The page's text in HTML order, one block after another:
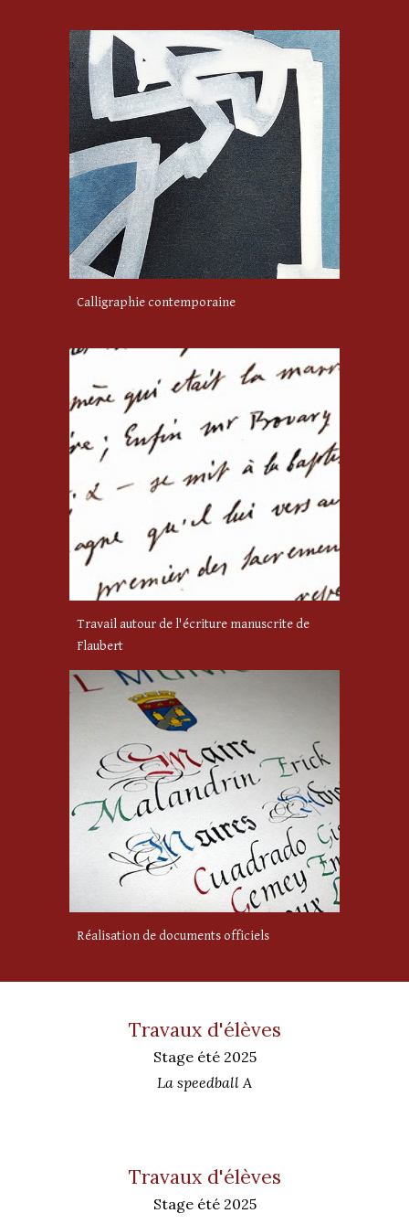
Calligraphie contemporaine
Travail autour de l'écriture manuscrite de
Flaubert
Réalisation de documents officiels
Travaux d'élèves
Stage été 2025
La speedball A
Travaux d'élèves
Stage été 2025